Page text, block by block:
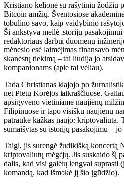
Kristiano kelionė su rašytiniu žodžiu
Bitcoin amžių. Šventosiose
tobulino savo, kaip vaidybinio
Ši ankstyva meilė istorijų
redaktoriaus darbui duomenų
mėnesio esė laimėjimas finansavo
skanėstų tiekimą – tai liudija jo
kompanionams (apie tai vėliau).
Tada Christianas klajojo po
net Pietų Korėjos laikraščiuose.
apsigyveno vietiniame naujienų
Filipinuose ir tapo visišku naujienų
patraukė kažkas naujo: kriptovaliuta.
sumaišytas su istorijų pasakojimu – jo
Taigi, jis surengė žudikišką koncertą
kriptovaliutų mėgėjų. Jis suskaido šį
dalis, kad visi galėtų lengvai suprasti
komandą, kad išmokė jį šio įgūdžio).